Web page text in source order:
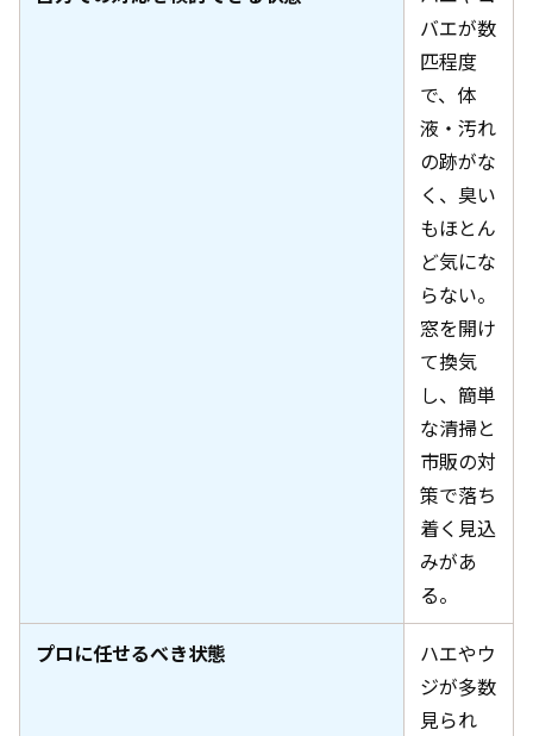
バエが数
匹程度
で、体
液・汚れ
の跡がな
く、臭い
もほとん
ど気にな
らない。
窓を開け
て換気
し、簡単
な清掃と
市販の対
策で落ち
着く見込
みがあ
る。
プロに任せるべき状態
ハエやウ
ジが多数
見られ